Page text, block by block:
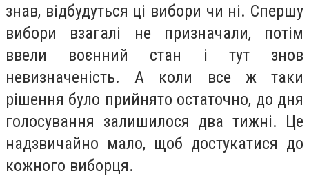
знав, відбудуться ці вибори чи ні. Спершу
вибори взагалі не призначали, потім
ввели воєнний стан і тут знов
невизначеність. А коли все ж таки
рішення було прийнято остаточно, до дня
голосування залишилося два тижні. Це
надзвичайно мало, щоб достукатися до
кожного виборця.